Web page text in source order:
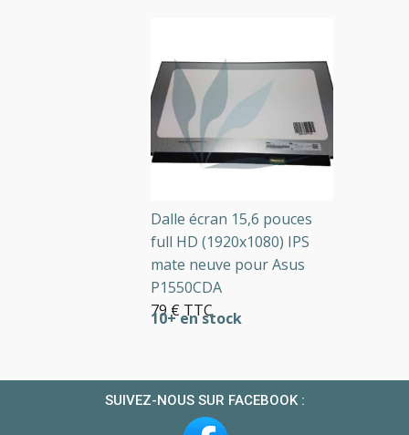
10+ en stock
Dalle écran 15,6 pouces
full HD (1920x1080) IPS
mate neuve pour Asus
P1550CDA
79 € TTC
SUIVEZ-NOUS SUR FACEBOOK :